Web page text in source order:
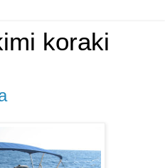
koraki